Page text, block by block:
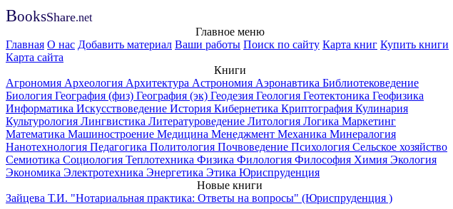
BooksShare.net
Главное меню
Главная О нас Добавить материал Ваши работы Поиск по сайту Карта книг Купить книги
Карта сайта
Книги
Агрономия Археология Архитектура Астрономия Аэронавтика Библиотековедение
Биология География (физ) География (эк) Геодезия Геология Геотектоника Геофизика
Информатика Искусствоведение История Кибернетика Криптография Кулинария
Культурология Лингвистика Литературоведение Литология Логика Маркетинг
Математика Машиностроение Медицина Менеджмент Механика Минералогия
Нанотехнология Педагогика Политология Почвоведение Психология Сельское хозяйство
Семиотика Социология Теплотехника Физика Филология Философия Химия Экология
Экономика Электротехника Энергетика Этика Юриспруденция
Новые книги
Зайцева Т.И. "Нотариальная практика: Ответы на вопросы" (Юриспруденция )